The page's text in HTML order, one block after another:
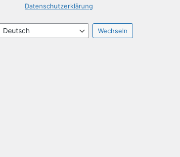
Datenschutzerklärung